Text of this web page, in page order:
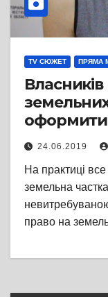
TV СЮЖЕТ ПРЯМА
оформити
земельні
24.06.2019
На практиці
земельна
право на